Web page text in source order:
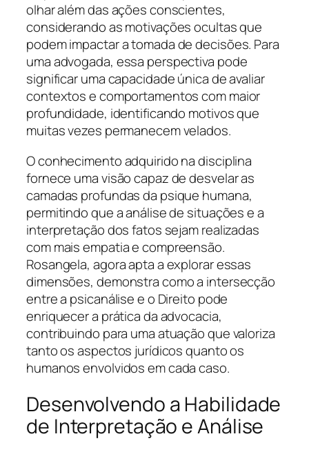
olhar além das ações conscientes,
considerando as motivações ocultas que
podem impactar a tomada de decisões. Para
uma advogada, essa perspectiva pode
significar uma capacidade única de avaliar
contextos e comportamentos com maior
profundidade, identificando motivos que
muitas vezes permanecem velados.
O conhecimento adquirido na disciplina
fornece uma visão capaz de desvelar as
camadas profundas da psique humana,
permitindo que a análise de situações e a
interpretação dos fatos sejam realizadas
com mais empatia e compreensão.
Rosangela, agora apta a explorar essas
dimensões, demonstra como a intersecção
entre a psicanálise e o Direito pode
enriquecer a prática da advocacia,
contribuindo para uma atuação que valoriza
tanto os aspectos jurídicos quanto os
humanos envolvidos em cada caso.
Desenvolvendo a Habilidade
de Interpretação e Análise